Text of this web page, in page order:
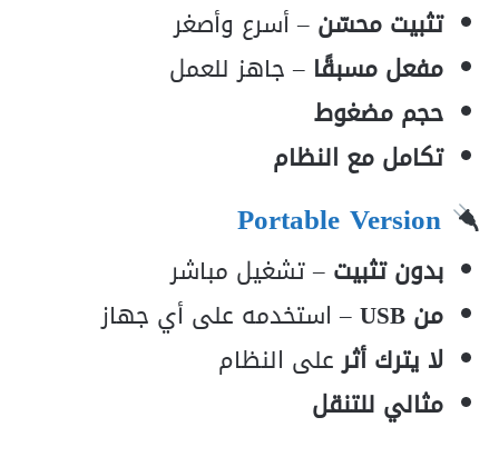
تثبيت محسّن – أسرع وأصغر
مفعل مسبقًا – جاهز للعمل
حجم مضغوط
تكامل مع النظام
Portable Version
بدون تثبيت – تشغيل مباشر
من USB
– استخدمه على أي جهاز
لا يترك أثرعلى النظام
مثالي للتنقل